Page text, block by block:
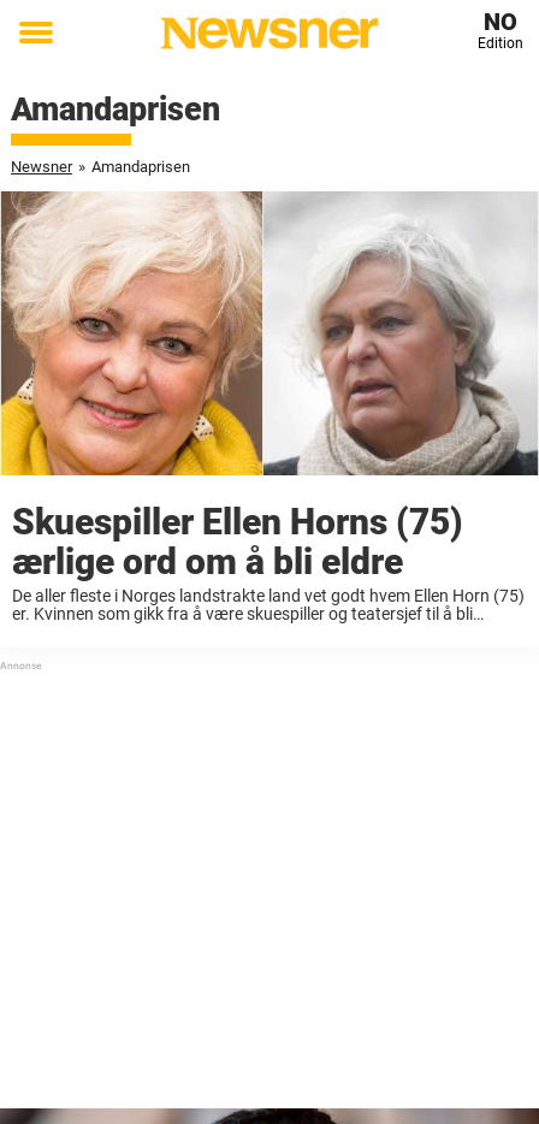
Toggle
NO
Edition
Amandaprisen
Newsner » Amandaprisen
Skuespiller Ellen Horns (75)
ærlige ord om å bli eldre
De aller fleste i Norges landstrakte land vet godt hvem Ellen Horn (75)
er. Kvinnen som gikk fra å være skuespiller og teatersjef til å bli